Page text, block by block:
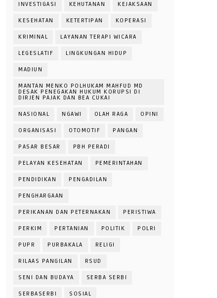
INVESTIGASI KEHUTANAN KEJAKSAAN
KESEHATAN KETERTIPAN KOPERASI
KRIMINAL LAYANAN TERAPI WICARA
LEGESLATIF LINGKUNGAN HIDUP
MADIUN
MANTAN MENKO POLHUKAM MAHFUD MD
DESAK PENEGAKAN HUKUM KORUPSI DI
DIRJEN PAJAK DAN BEA CUKAI
NASIONAL NGAWI OLAH RAGA OPINI
ORGANISASI OTOMOTIF PANGAN
PASAR BESAR PBH PERADI
PELAYAN KESEHATAN PEMERINTAHAN
PENDIDIKAN PENGADILAN
PENGHARGAAN
PERIKANAN DAN PETERNAKAN PERISTIWA
PERKIM PERTANIAN POLITIK POLRI
PUPR PURBAKALA RELIGI
RILAAS PANGILAN RSUD
SENI DAN BUDAYA SERBA SERBI
SERBASERBI SOSIAL